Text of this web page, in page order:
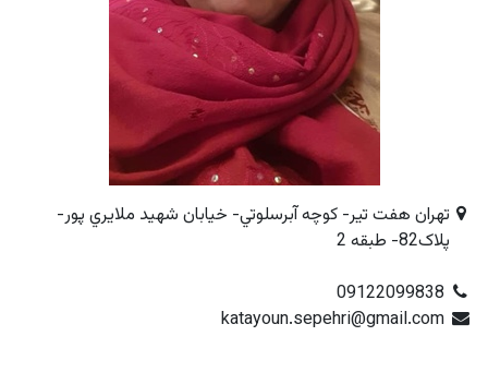
تهران هفت تير- کوچه آبرسلوتي- خيابان شهيد ملايري پور-
پلاک82- طبقه 2
09122099838
katayoun.sepehri@gmail.com